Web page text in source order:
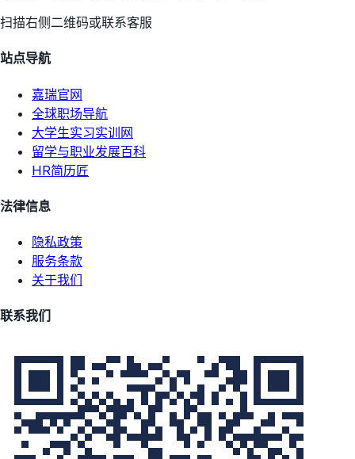
扫描右侧二维码或联系客服
站点导航
嘉瑞官网
全球职场导航
大学生实习实训网
留学与职业发展百科
HR简历匠
法律信息
隐私政策
服务条款
关于我们
联系我们